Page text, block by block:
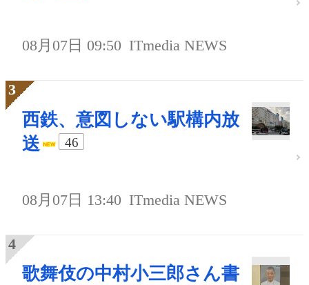
08月07日 09:50 ITmedia NEWS
西鉄、意図しない駅構内放
送
46
08月07日 13:40 ITmedia NEWS
歌舞伎の中村小三郎さん書